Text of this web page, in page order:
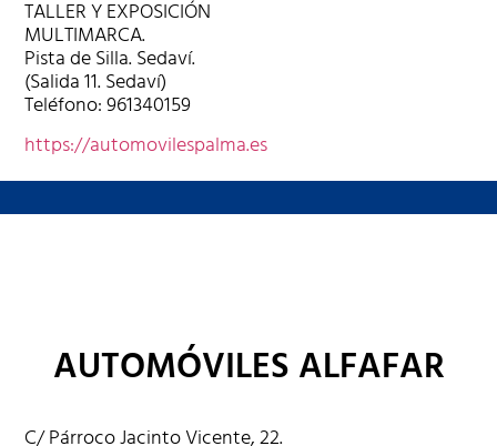
TALLER Y EXPOSICIÓN
MULTIMARCA.
Pista de Silla. Sedaví.
(Salida 11. Sedaví)
Teléfono:961340159
https://automovilespalma.es
AUTOMÓVILES ALFAFAR
C/ Párroco Jacinto Vicente, 22.